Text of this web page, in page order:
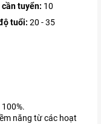
tuyển: 10
tuổi: 20 - 35
năng từ các hoạt